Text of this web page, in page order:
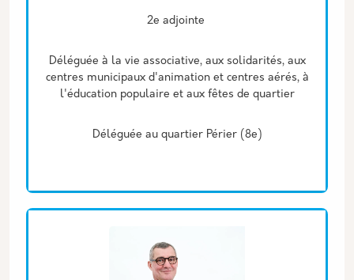
2e adjointe
Déléguée à la vie associative, aux solidarités, aux
centres municipaux d'animation et centres aérés, à
l'éducation populaire et aux fêtes de quartier
Déléguée au quartier Périer (8e)